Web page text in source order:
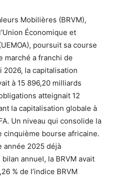
Mobilières (BRVM),
Économique et
poursuit sa course
marché a franchi de
2026, la capitalisation
à 15 896,20 milliards
atteignait 12
la capitalisation globale à
Un niveau qui consolide la
cinquième bourse africaine.
année 2025 déjà
annuel, la BRVM avait
% de l’indice BRVM